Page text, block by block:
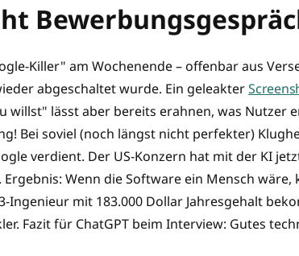
Killer" am Wochenende – offenbar aus
abgeschaltet wurde. Ein geleakter
willst" lässt aber bereits erahnen, was Nutzer
Bei soviel (noch längst nicht perfekter)
verdient. Der US-Konzern hat mit der KI
Wenn die Software ein Mensch wäre,
Ingenieur mit 183.000 Dollar Jahresgehalt
Fazit für ChatGPT beim Interview: Gutes